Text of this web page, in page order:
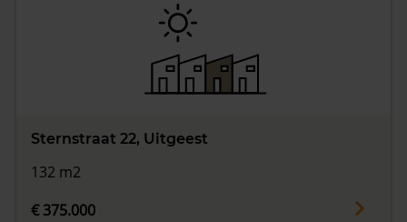
Sternstraat 22, Uitgeest
132 m2
€ 375.000